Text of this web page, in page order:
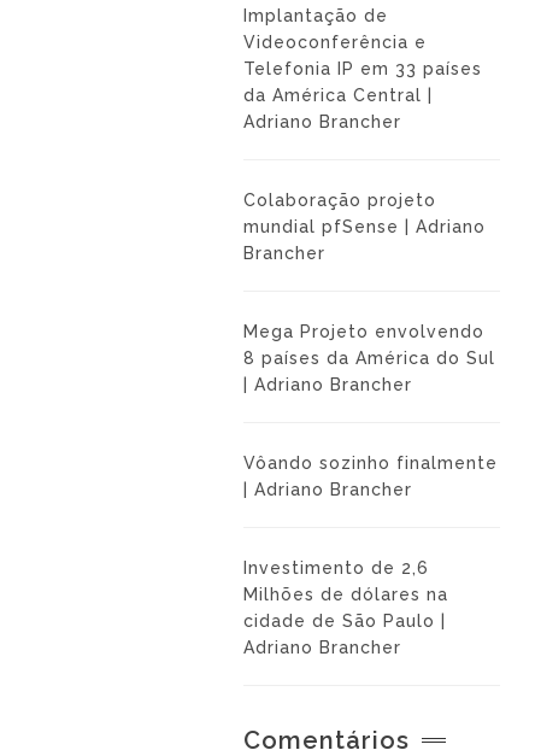
Implantação de
Videoconferência e
Telefonia IP em 33 países
da América Central |
Adriano Brancher
Colaboração projeto
mundial pfSense | Adriano
Brancher
Mega Projeto envolvendo
8 países da América do Sul
| Adriano Brancher
Vôando sozinho finalmente
| Adriano Brancher
Investimento de 2,6
Milhões de dólares na
cidade de São Paulo |
Adriano Brancher
Comentários